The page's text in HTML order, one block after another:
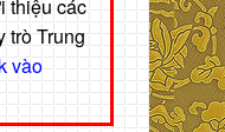
thiệu các
trò Trung
vào